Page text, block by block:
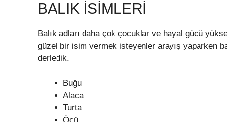
BALIK İSIMLERI
Balık adları daha çok çocuklar ve hayal gücü
güzel bir isim vermek isteyenler arayış yaparken
derledik.
Buğu
Alaca
Turta
Öcü